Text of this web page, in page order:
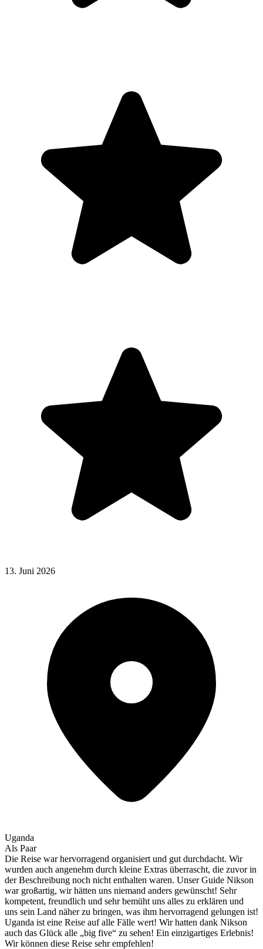
13. Juni 2026
Uganda
Als Paar
Die Reise war hervorragend organisiert und gut durchdacht. Wir
wurden auch angenehm durch kleine Extras überrascht, die zuvor in
der Beschreibung noch nicht enthalten waren. Unser Guide Nikson
war großartig, wir hätten uns niemand anders gewünscht! Sehr
kompetent, freundlich und sehr bemüht uns alles zu erklären und
uns sein Land näher zu bringen, was ihm hervorragend gelungen ist!
Uganda ist eine Reise auf alle Fälle wert! Wir hatten dank Nikson
auch das Glück alle „big five“ zu sehen! Ein einzigartiges Erlebnis!
Wir können diese Reise sehr empfehlen!